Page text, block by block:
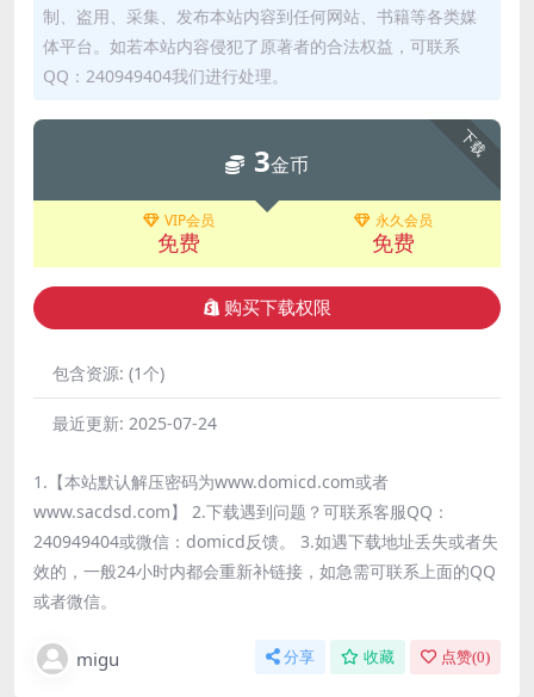
制、盗用、采集、发布本站内容到任何网站、书籍等各类媒
体平台。如若本站内容侵犯了原著者的合法权益，可联系
QQ：240949404我们进行处理。
下载
3金币
VIP会员
免费
永久会员
免费
购买下载权限
包含资源: (1个)
最近更新: 2025-07-24
1.【本站默认解压密码为www.domicd.com或者
www.sacdsd.com】 2.下载遇到问题？可联系客服QQ：
240949404或微信：domicd反馈。 3.如遇下载地址丢失或者失
效的，一般24小时内都会重新补链接，如急需可联系上面的QQ
或者微信。
migu 分享 收藏 点赞(0)